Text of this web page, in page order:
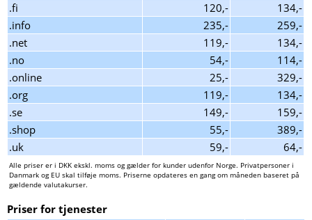
.fi
120,-
134,-
.info
235,-
259,-
.net
119,-
134,-
.no
54,-
114,-
.online
25,-
329,-
.org
119,-
134,-
.se
149,-
159,-
.shop
55,-
389,-
.uk
59,- 64,-
Alle priser er i DKK ekskl. moms og gælder for kunder udenfor Norge. Privatpersoner i
Danmark og EU skal tilføje moms. Priserne opdateres en gang om måneden baseret på
gældende valutakurser.
Priser for tjenester